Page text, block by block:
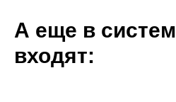
А еще в
входят: